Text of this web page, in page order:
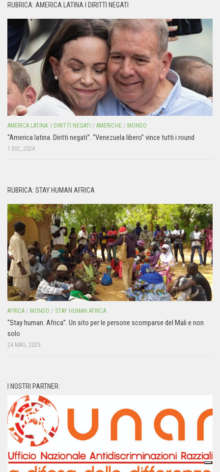
RUBRICA: AMERICA LATINA I DIRITTI NEGATI
AMERICA LATINA: I DIRITTI NEGATI / AMERICHE / MONDO
“America latina. Diritti negati”. “Venezuela libero” vince tutti i round
1 DIC, 2024
RUBRICA: STAY HUMAN AFRICA
AFRICA / MONDO / STAY HUMAN AFRICA
“Stay human. Africa”. Un sito per le persone scomparse del Mali e non
solo
24 MAG, 2025
I NOSTRI PARTNER: